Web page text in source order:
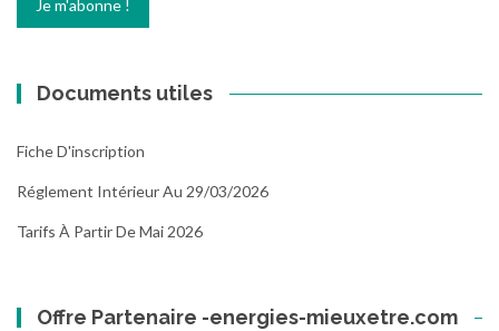
Documents utiles
Fiche D'inscription
Réglement Intérieur Au 29/03/2026
Tarifs À Partir De Mai 2026
Offre Partenaire -energies-mieuxetre.com